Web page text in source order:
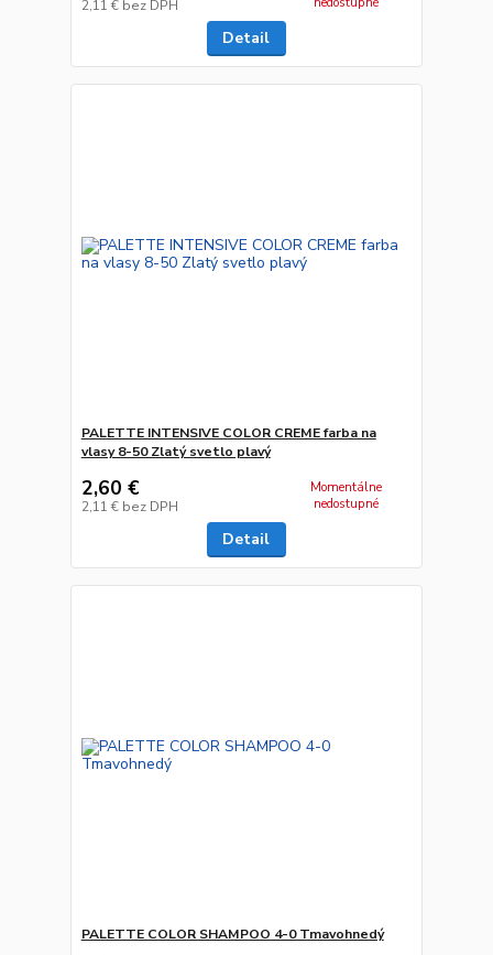
2,11 € bez DPH
Detail
PALETTE INTENSIVE COLOR CREME farba na
vlasy 8-50 Zlatý svetlo plavý
2,60 €
2,11 € bez DPH
Momentálne
nedostupné
Detail
PALETTE COLOR SHAMPOO 4-0 Tmavohnedý